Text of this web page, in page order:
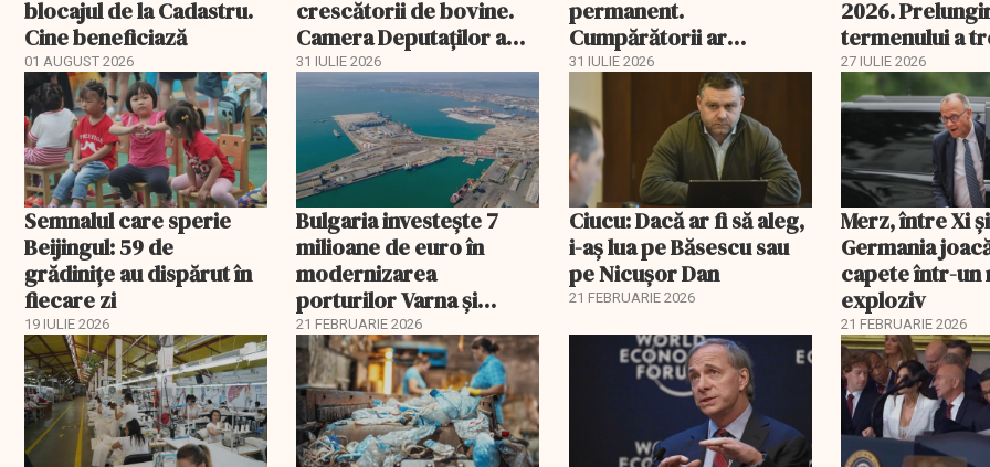
blocajul de la Cadastru.
Cine beneficiază
01 AUGUST 2026
crescătorii de bovine.
Camera Deputaților a
aprobat schema
31 IULIE 2026
permanent.
Cumpărătorii ar
economisi zeci de mii de
31 IULIE 2026
2026.
termenului a
comisia din
27 IULIE 2026
Semnalul care sperie
Beijingul: 59 de
grădinițe au dispărut în
fiecare zi
19 IULIE 2026
Bulgaria investește 7
milioane de euro în
modernizarea
porturilor Varna și
Burgas
21 FEBRUARIE 2026
Ciucu: Dacă ar fi să aleg,
i-aș lua pe Băsescu sau
pe Nicușor Dan
21 FEBRUARIE 2026
Merz, între Xi
Germania
capete într-un
exploziv
21 FEBRUARIE 2026